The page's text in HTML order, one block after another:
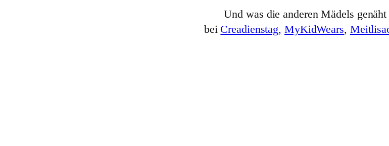
Und was die anderen Mädels
bei Creadienstag, MyKidWears,